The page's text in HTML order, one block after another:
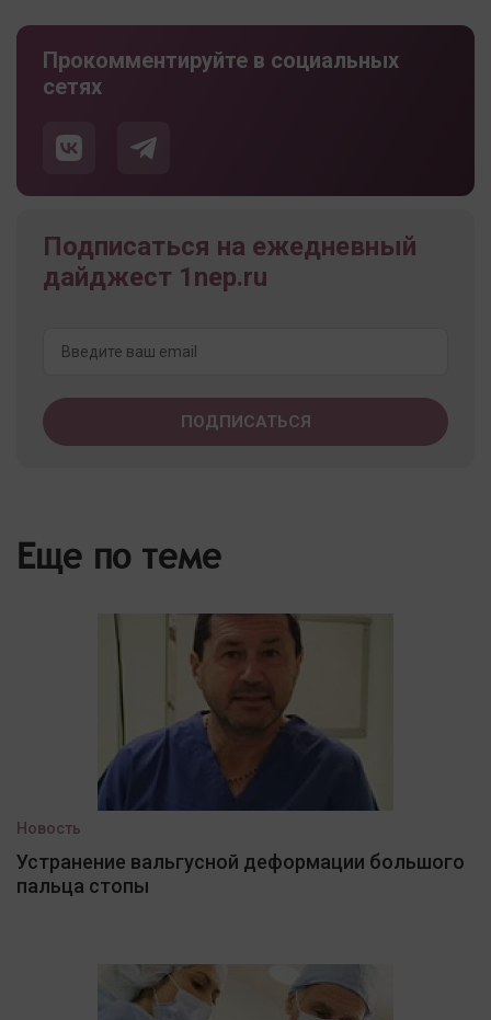
Прокомментируйте в социальных
сетях
Подписаться на ежедневный
дайджест 1nep.ru
Еще по теме
Новость
Устранение вальгусной деформации большого
пальца стопы